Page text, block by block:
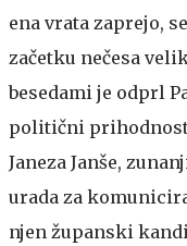
ena vrata zaprejo,
začetku nečesa
besedami je odprl
politični
Janeza Janše,
urada za
njen županski